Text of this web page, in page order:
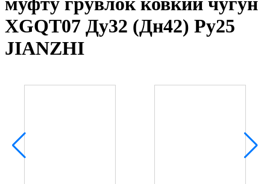
XGQT07 Ду32 (Дн42) Ру25
JIANZHI